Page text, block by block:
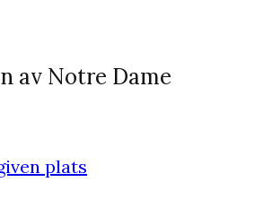
av Notre Dame
plats